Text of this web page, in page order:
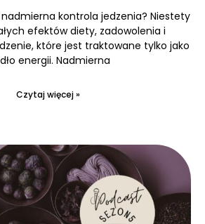
kontrola jedzenia? Niestety
efektów diety, zadowolenia i
które jest traktowane tylko jako
energii. Nadmierna
Czytaj więcej »